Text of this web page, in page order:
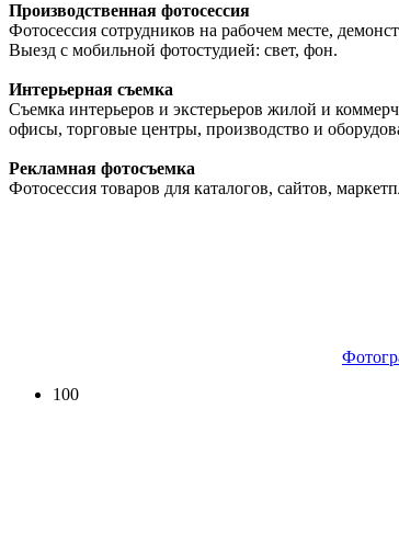
Производственная фотосессия
Фотосессия сотрудников на рабочем месте,
Выезд с мобильной фотостудией: свет, фон.
Интерьерная съемка
Съемка интерьеров и экстерьеров жилой и
офисы, торговые центры, производство и
Рекламная фотосъемка
Фотосессия товаров для каталогов, сайтов,
100